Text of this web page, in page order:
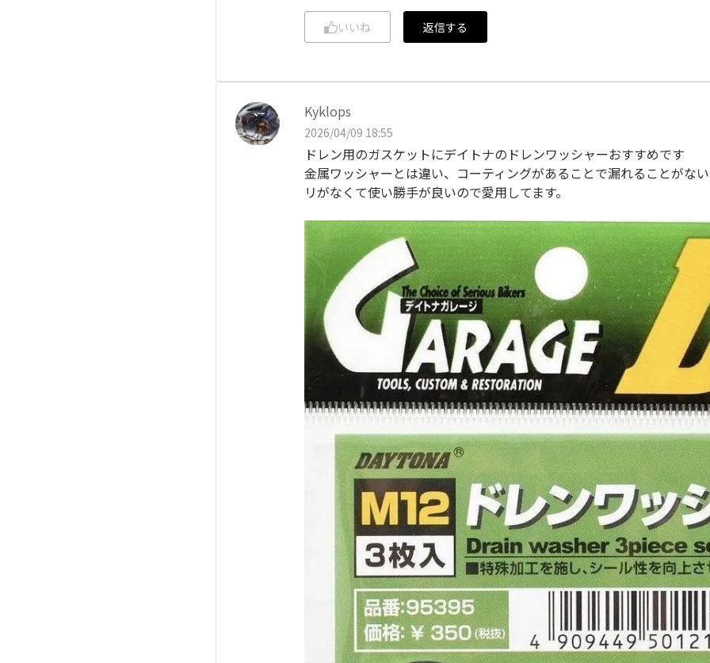
いいね 返信する
Kyklops
2026/04/09 18:55
ドレン用のガスケットにデイトナのドレンワッシャーおすすめです
金属ワッシャーとは違い、コーティングがあることで漏れることがな
リがなくて使い勝手が良いので愛用してます。